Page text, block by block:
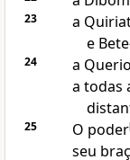
23
a
e
24
a
a todas
25 O poder
seu